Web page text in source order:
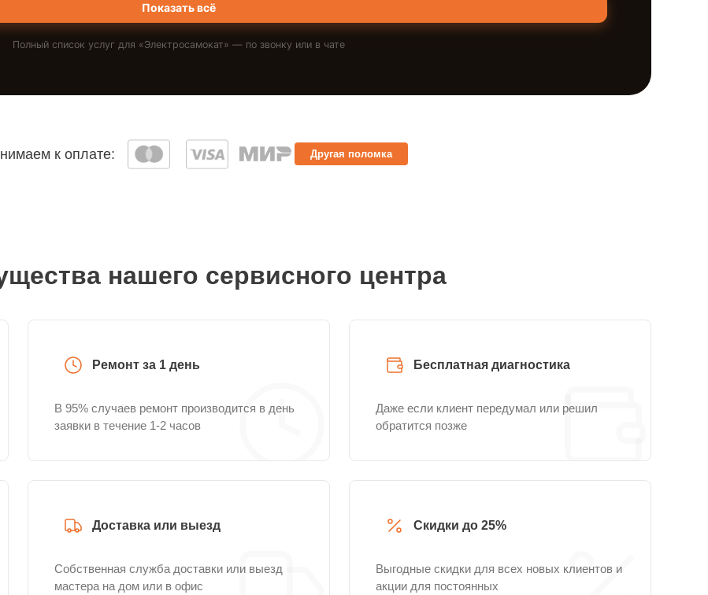
Показать всё
Полный список услуг для «Электросамокат» — по звонку или в чате
к оплате: Другая поломка
нашего сервисного центра
Ремонт за 1 день
В 95% случаев ремонт производится в день
заявки в течение 1-2 часов
Бесплатная диагностика
Даже если клиент передумал или решил
обратится позже
Доставка или выезд
Собственная служба доставки или выезд
мастера на дом или в офис
Скидки до 25%
Выгодные скидки для всех новых клиентов и
акции для постоянных